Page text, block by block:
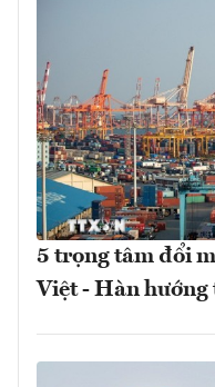
5 trọng tâm đổi
Việt - Hàn hướng